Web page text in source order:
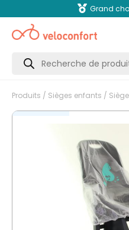
Grand
Recherche
produits
Produits / Sièges enfants /